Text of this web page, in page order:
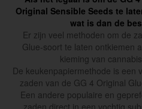
Original Sensible Seeds te
wat is dan de
Er zijn veel methoden om de
Glue-soort te laten ontkiemen
kieming van
De keukenpapiermethode is een
zaden van de GG 4 Original
Een andere populaire en